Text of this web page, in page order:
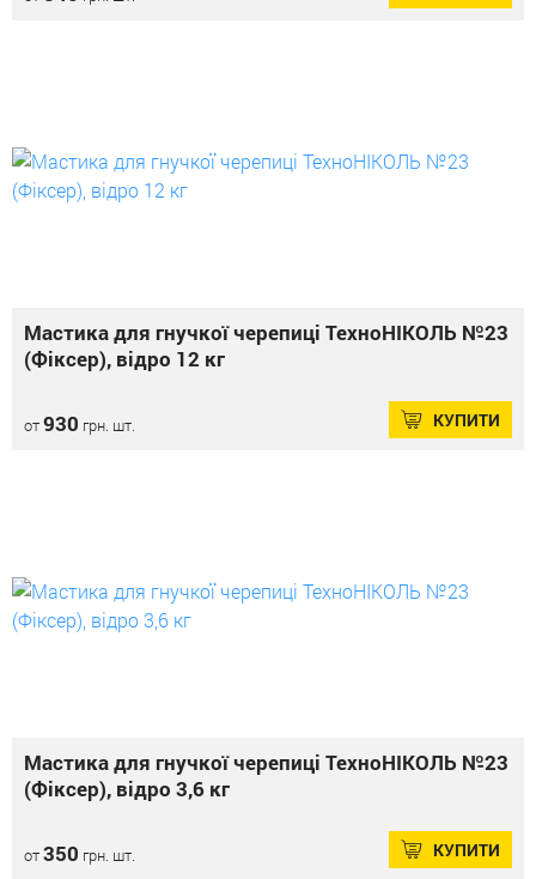
Мастика для гнучкої черепиці ТехноНІКОЛЬ №23
(Фіксер), відро 12 кг
от930 грн. шт. КУПИТИ
Мастика для гнучкої черепиці ТехноНІКОЛЬ №23
(Фіксер), відро 3,6 кг
от350 грн. шт. КУПИТИ